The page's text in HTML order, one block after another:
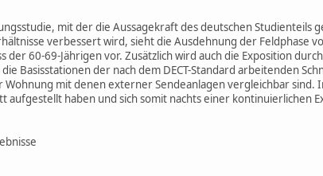
mit der die Aussagekraft des deutschen
verbessert wird, sieht die Ausdehnung der Feldphase
der 60-69-Jährigen vor. Zusätzlich wird auch die Exposition
die Basisstationen der nach dem DECT-Standard arbeitenden
Wohnung mit denen externer Sendeanlagen vergleichbar sind.
aufgestellt haben und sich somit nachts einer kontinuierlichen